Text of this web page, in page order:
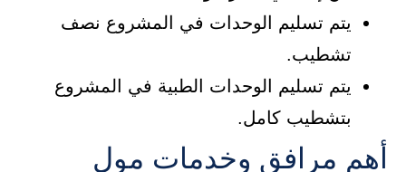
يتم تسليم الوحدات في المشروع نصف
تشطيب.
يتم تسليم الوحدات الطبية في المشروع
بتشطيب كامل.
أهم مرافق وخدمات مول